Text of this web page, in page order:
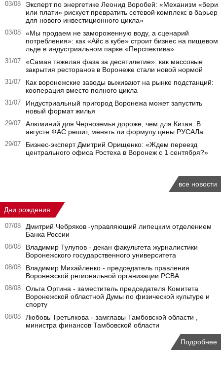
03/08
Эксперт по энергетике Леонид Воробей: «Механизм «бери
или плати» рискует превратить сетевой комплекс в барьер
для нового инвестиционного цикла»
03/08
«Мы продаем не замороженную воду, а сценарий
потребления»: как «Айс в кубе» строит бизнес на пищевом
льде в индустриальном парке «Перспектива»
31/07
«Самая тяжелая фаза за десятилетие»: как массовые
закрытия ресторанов в Воронеже стали новой нормой
31/07
Как воронежские заводы выживают на рынке подстанций:
кооперация вместо полного цикла
31/07
Индустриальный пригород Воронежа может запустить
новый формат жилья
29/07
Алюминий для Черноземья дороже, чем для Китая. В
августе ФАС решит, менять ли формулу цены РУСАЛа
29/07
Бизнес-эксперт Дмитрий Орищенко: «Ждем переезд
центрального офиса Ростеха в Воронеж с 1 сентября?»
все новости
Дни рождения
07/08
Дмитрий Чебряков -управляющий липецким отделением
Банка России
08/08
Владимир Тулупов - декан факультета журналистики
Воронежского государственного университета
08/08
Владимир Михайленко - председатель правления
Воронежской региональной организации РСВА
08/08
Ольга Ортина - заместитель председателя Комитета
Воронежской областной Думы по физической культуре и
спорту
08/08
Любовь Третьякова - замглавы Тамбовской области ,
министра финансов Тамбовской области
Подробнее